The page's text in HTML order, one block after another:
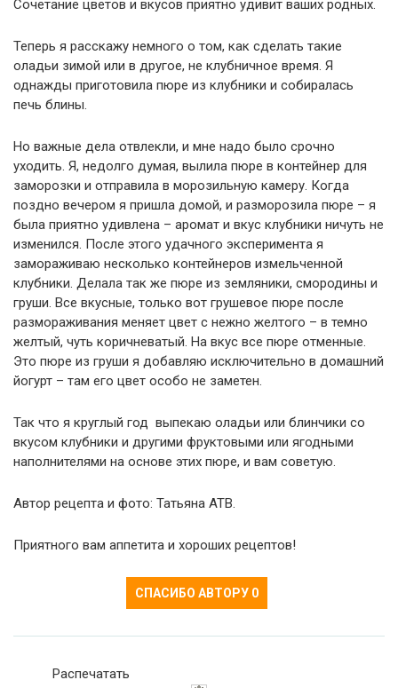
Сочетание цветов и вкусов приятно удивит ваших родных.
Теперь я расскажу немного о том, как сделать такие
оладьи зимой или в другое, не клубничное время. Я
однажды приготовила пюре из клубники и собиралась
печь блины.
Но важные дела отвлекли, и мне надо было срочно
уходить. Я, недолго думая, вылила пюре в контейнер для
заморозки и отправила в морозильную камеру. Когда
поздно вечером я пришла домой, и разморозила пюре – я
была приятно удивлена – аромат и вкус клубники ничуть не
изменился. После этого удачного эксперимента я
замораживаю несколько контейнеров измельченной
клубники. Делала так же пюре из земляники, смородины и
груши. Все вкусные, только вот грушевое пюре после
размораживания меняет цвет с нежно желтого – в темно
желтый, чуть коричневатый. На вкус все пюре отменные.
Это пюре из груши я добавляю исключительно в домашний
йогурт – там его цвет особо не заметен.
Так что я круглый год выпекаю оладьи или блинчики со
вкусом клубники и другими фруктовыми или ягодными
наполнителями на основе этих пюре, и вам советую.
Автор рецепта и фото: Татьяна АТВ.
Приятного вам аппетита и хороших рецептов!
СПАСИБО АВТОРУ 0
Распечатать